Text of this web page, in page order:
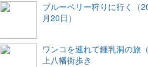
ブルーベリー狩りに行く（
月20日）
ワンコを連れて鍾乳洞の旅
上八幡街歩き